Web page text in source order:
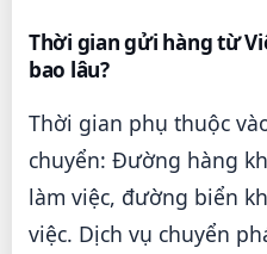
Thời gian gửi hàng từ
bao lâu?
Thời gian phụ thuộc
chuyển: Đường hàng
làm việc, đường biển
việc. Dịch vụ chuyển